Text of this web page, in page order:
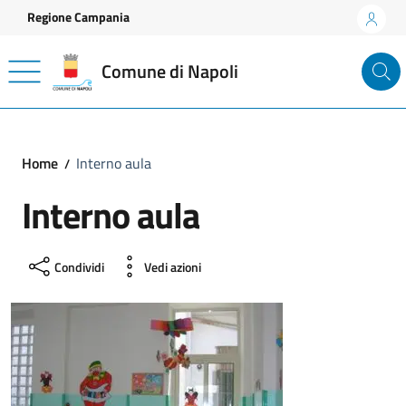
Vai ai contenuti
Vai al footer
Regione Campania
Comune di Napoli
Home Interno aula
Interno aula
Condividi Vedi azioni